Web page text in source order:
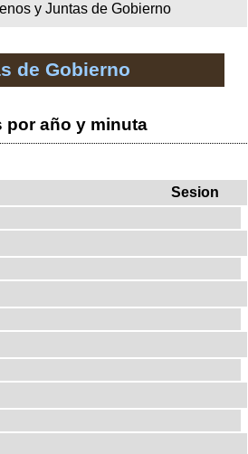
y Juntas de Gobierno
de Gobierno
por año y minuta
Sesion